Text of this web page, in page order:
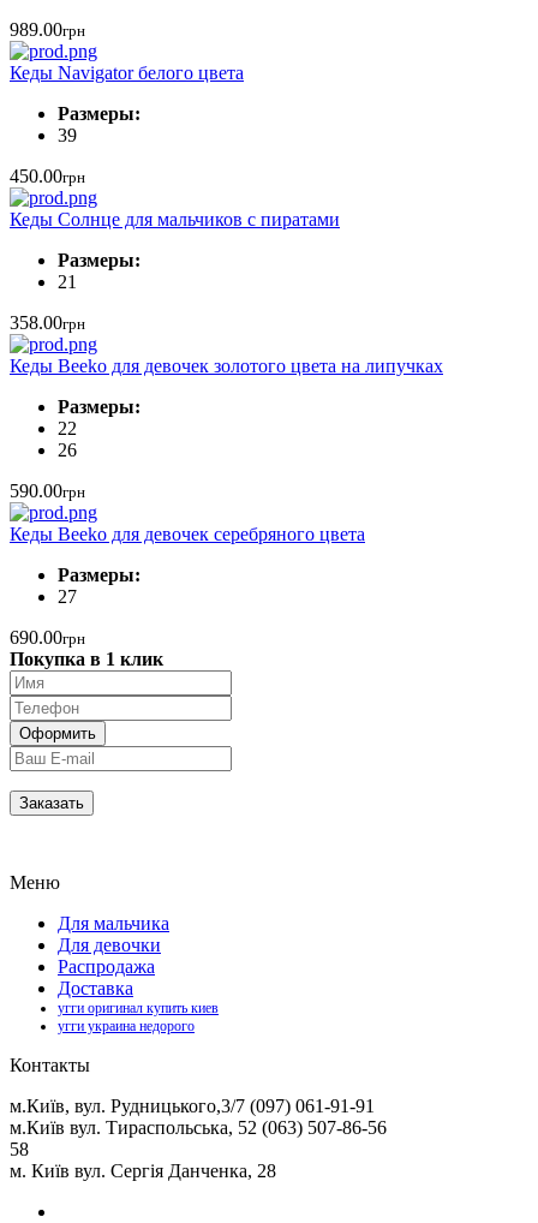
989.00грн
Кеды Navigator белого цвета
Размеры:
39
450.00грн
Кеды Солнце для мальчиков с пиратами
Размеры:
21
358.00грн
Кеды Beeko для девочек золотого цвета на липучках
Размеры:
22
26
590.00грн
Кеды Beeko для девочек серебряного цвета
Размеры:
27
690.00грн
Покупка в 1 клик
Меню
Для мальчика
Для девочки
Распродажа
Доставка
угги оригинал купить киев
угги украина недорого
Контакты
м.Київ, вул. Рудницького,3/7 (097) 061-91-91
м.Київ вул. Тираспольська, 52 (063) 507-86-56
58
м. Київ вул. Сергія Данченка, 28